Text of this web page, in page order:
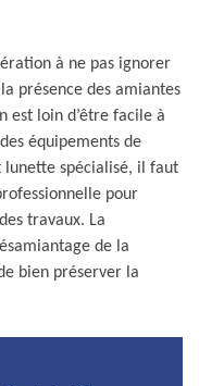
à ne pas ignorer
présence des amiantes
est loin d’être facile à
équipements de
lunette spécialisé, il faut
pour
travaux. La
de la
bien préserver la